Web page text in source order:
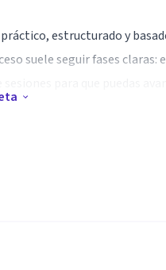
estructurado y
suele seguir fases
persistentes
e insomnio con base